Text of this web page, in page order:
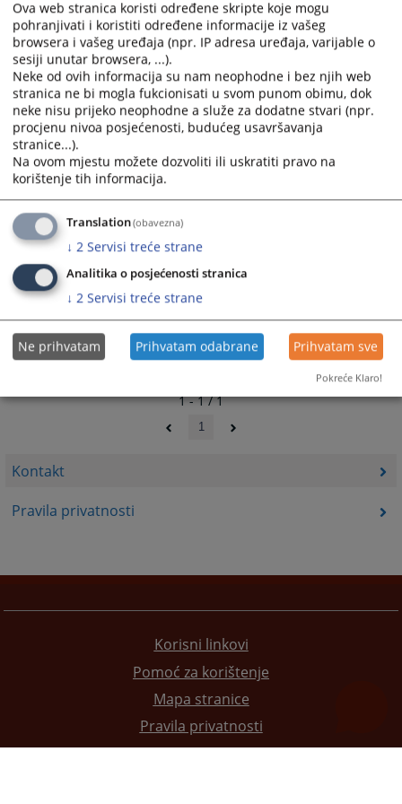
Kontakt
Pravila privatnosti
1302PREGLEDA
1 - 1 / 1
1
Korisni linkovi
Pomoć za korištenje
Mapa stranice
Pravila privatnosti
Ova web stranica koristi određene skripte koje mogu
pohranjivati i koristiti određene informacije iz vašeg
browsera i vašeg uređaja (npr. IP adresa uređaja, varijable o
sesiji unutar browsera, ...).
Neke od ovih informacija su nam neophodne i bez njih web
stranica ne bi mogla fukcionisati u svom punom obimu, dok
neke nisu prijeko neophodne a služe za dodatne stvari (npr.
procjenu nivoa posjećenosti, budućeg usavršavanja
stranice...).
Na ovom mjestu možete dozvoliti ili uskratiti pravo na
korištenje tih informacija.
Translation(obavezna)
↓ 2 Servisi treće strane
Analitika o posjećenosti stranica
↓ 2 Servisi treće strane
Ne prihvatam Prihvatam odabrane Prihvatam sve
Pokreće Klaro!